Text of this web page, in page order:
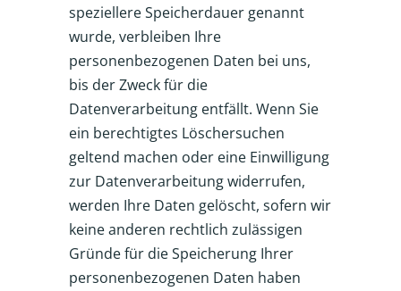
speziellere Speicherdauer genannt
wurde, verbleiben Ihre
personenbezogenen Daten bei uns,
bis der Zweck für die
Datenverarbeitung entfällt. Wenn Sie
ein berechtigtes Löschersuchen
geltend machen oder eine Einwilligung
zur Datenverarbeitung widerrufen,
werden Ihre Daten gelöscht, sofern wir
keine anderen rechtlich zulässigen
Gründe für die Speicherung Ihrer
personenbezogenen Daten haben